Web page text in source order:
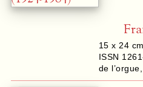
15 x 24
ISSN
de l’orgue